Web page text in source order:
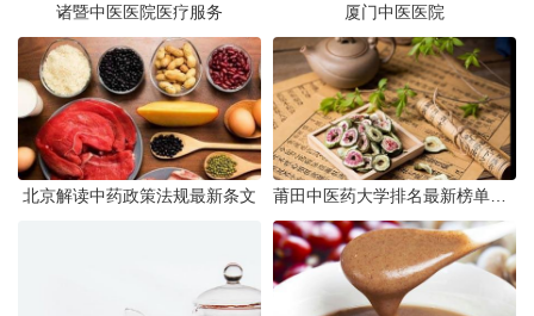
诸暨中医医院医疗服务 厦门中医医院
北京解读中药政策法规最新条文